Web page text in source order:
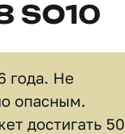
SO10
года. Не
опасным.
достигать